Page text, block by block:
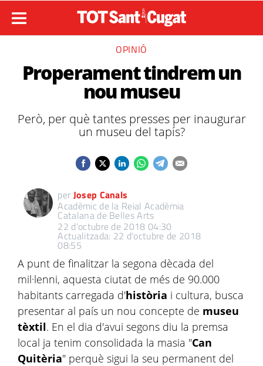
OPINIÓ
Properament tindrem un
nou museu
Però, per què tantes presses per inaugurar
un museu del tapís?
per Josep Canals
Acadèmic de la Reial Acadèmia
Catalana de Belles Arts
22 d’octubre de 2018 04:30
Actualitzada: 22 d’octubre de 2018
08:55
A punt de finalitzar la segona dècada del
mil·lenni, aquesta ciutat de més de 90.000
habitants carregada d'història i cultura, busca
presentar al país un nou concepte de museu
tèxtil. En el dia d'avui segons diu la premsa
local ja tenim consolidada la masia "Can
Quitèria" perquè sigui la seu permanent del